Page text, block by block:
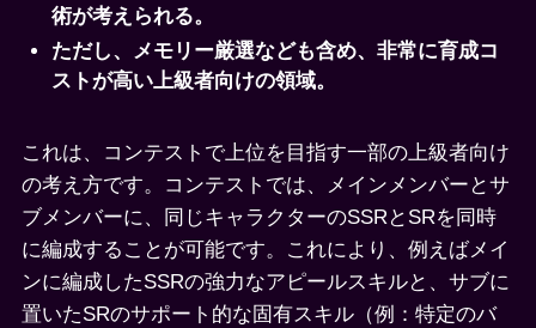
術が考えられる。
ただし、メモリー厳選なども含め、非常に育成コ
ストが高い上級者向けの領域。
これは、コンテストで上位を目指す一部の上級者向け
の考え方です。コンテストでは、メインメンバーとサ
ブメンバーに、同じキャラクターのSSRとSRを同時
に編成することが可能です。これにより、例えばメイ
ンに編成したSSRの強力なアピールスキルと、サブに
置いたSRのサポート的な固有スキル（例：特定のバ